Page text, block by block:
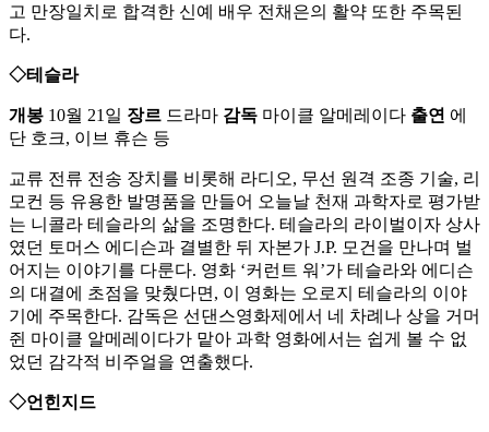
고 만장일치로 합격한 신예 배우 전채은의 활약 또한 주목된
다.
◇테슬라
개봉 10월 21일 장르 드라마 감독 마이클 알메레이다 출연 에
단 호크, 이브 휴슨 등
교류 전류 전송 장치를 비롯해 라디오, 무선 원격 조종 기술, 리
모컨 등 유용한 발명품을 만들어 오늘날 천재 과학자로 평가받
는 니콜라 테슬라의 삶을 조명한다. 테슬라의 라이벌이자 상사
였던 토머스 에디슨과 결별한 뒤 자본가 J.P. 모건을 만나며 벌
어지는 이야기를 다룬다. 영화 ‘커런트 워’가 테슬라와 에디슨
의 대결에 초점을 맞췄다면, 이 영화는 오로지 테슬라의 이야
기에 주목한다. 감독은 선댄스영화제에서 네 차례나 상을 거머
쥔 마이클 알메레이다가 맡아 과학 영화에서는 쉽게 볼 수 없
었던 감각적 비주얼을 연출했다.
◇언힌지드